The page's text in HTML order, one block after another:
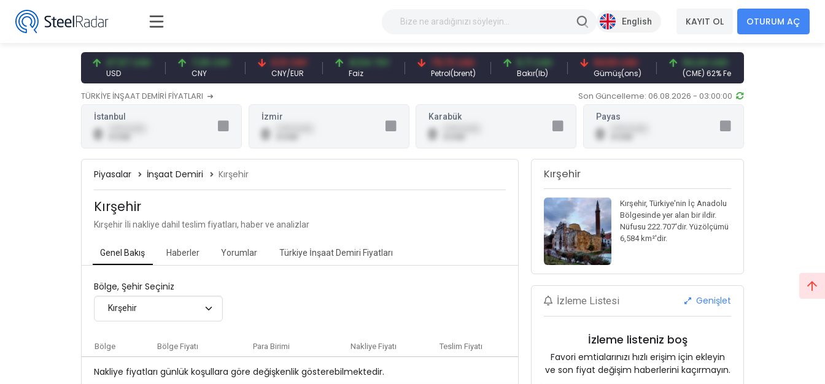
English KAYIT OL OTURUM AÇ
47,57 USD 7,09 CNY 0,13 CNY
CNY/EUR
41,54 TRY 79,73 USD
Petrol(brent)
6,71 USD
Bakır(lb)
94,50 USD
Gümüş(ons)
94,44 USD
(CME) 62% Fe
TÜRKİYE İNŞAAT DEMİRİ FİYATLARI Son Güncelleme: 06.08.2026 - 03:00:00
İstanbul
0
İzmir
0
Karabük
0
Payas
0
Piyasalar İnşaat Demiri Kırşehir
Kırşehir
Kırşehir İli nakliye dahil teslim fiyatları, haber ve analizlar
Genel Bakış Haberler Yorumlar Türkiye İnşaat Demiri Fiyatları
Bölge, Şehir Seçiniz
Kırşehir
Bölge Bölge Fiyatı Para Birimi Nakliye Fiyatı Teslim Fiyatı
Nakliye fiyatları günlük koşullara göre değişkenlik gösterebilmektedir.
Kırşehir
Kırşehir, Türkiye'nin İç Anadolu
Bölgesinde yer alan bir ildir.
Nüfusu 222.707'dir. Yüzölçümü
6,584 km²'dir.
İzleme Listesi Genişlet
İzleme listeniz boş
Favori emtialarınızı hızlı erişim için ekleyin
ve son fiyat değişim haberlerini kaçırmayın.